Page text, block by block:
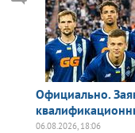
Официально.
06.08.2026, 18:06